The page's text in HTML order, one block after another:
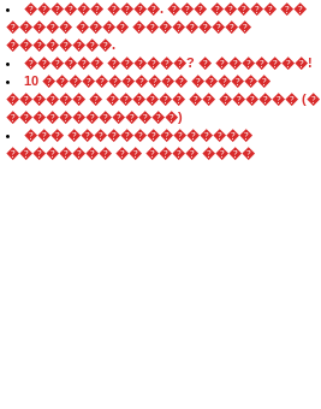
������ ����. ��� ����� ��
����� ���� ���������
��������.
������ ������? � �������!
10 ����������� ������
������ � ������ �� ������ (�
�������������)
��� ��������������
�������� �� ���� ����